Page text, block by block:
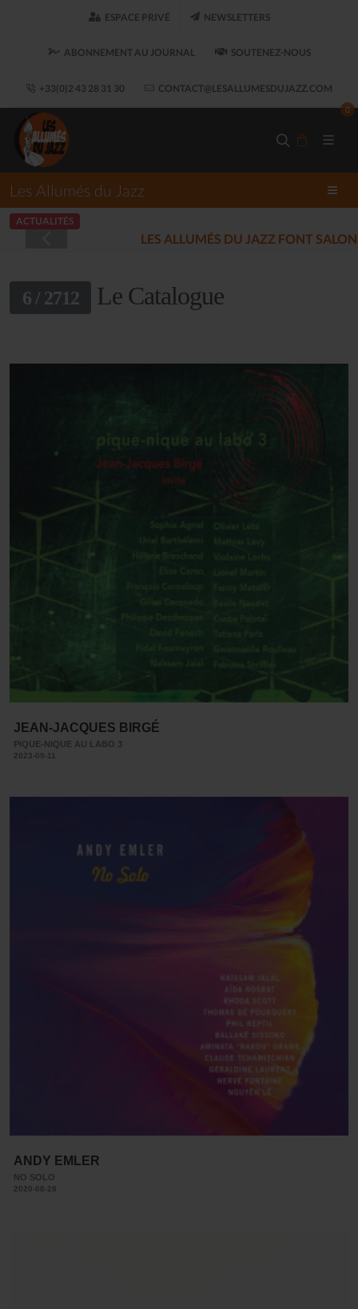
ESPACE PRIVÉ NEWSLETTERS
ABONNEMENT AU JOURNAL SOUTENEZ-NOUS
+33(0)2 43 28 31 30 CONTACT@LESALLUMESDUJAZZ.COM
0
Les Allumés du Jazz
ACTUALITÉS
LES ALLUMÉS DU JAZZ FONT SALON, LE
6 / 2712 Le Catalogue
JEAN-JACQUES BIRGÉ
PIQUE-NIQUE AU LABO 3
2023-09-11
ANDY EMLER
NO SOLO
2020-08-28